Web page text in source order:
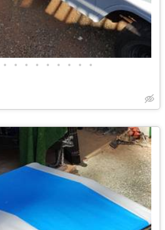
• • • • • • • • •